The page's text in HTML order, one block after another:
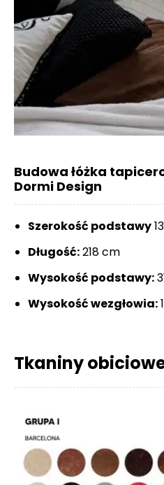
Budowa łóżka
Dormi Design
Szerokość podstawy
Długość:218 cm
Wysokość podstawy:
Wysokość wezgłowia:
Tkaniny